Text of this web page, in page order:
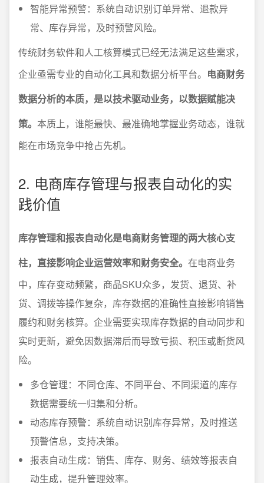
智能异常预警：系统自动识别订单异常、退款异
常、库存异常，及时预警风险。
传统财务软件和人工核算模式已经无法满足这些需求，
企业亟需专业的自动化工具和数据分析平台。 电商财务
数据分析的本质，是以技术驱动业务，以数据赋能决
策。 本质上，谁能最快、最准确地掌握业务动态，谁就
能在市场竞争中抢占先机。
2. 电商库存管理与报表自动化的实
践价值
库存管理和报表自动化是电商财务管理的两大核心支
柱，直接影响企业运营效率和财务安全。 在电商业务
中，库存变动频繁，商品SKU众多，发货、退货、补
货、调拨等操作复杂，库存数据的准确性直接影响销售
履约和财务核算。企业需要实现库存数据的自动同步和
实时更新，避免因数据滞后而导致亏损、积压或断货风
险。
多仓管理：不同仓库、不同平台、不同渠道的库存
数据需要统一归集和分析。
动态库存预警：系统自动识别库存异常，及时推送
预警信息，支持决策。
报表自动生成：销售、库存、财务、绩效等报表自
动生成，提升管理效率。